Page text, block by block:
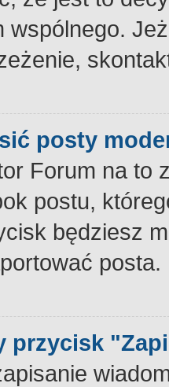
wspólnego.
posty
Forum na to
postu,
będziesz
posta.
przycisk